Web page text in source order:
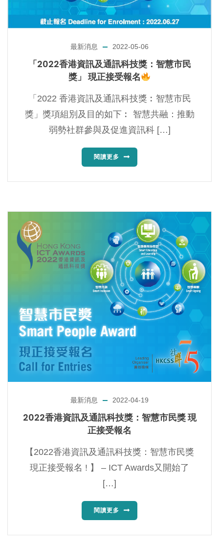
最新消息 2022-05-06
「2022香港資訊及通訊科技獎：智慧市民
獎」‍ 現正接受報名
️‍「2022 香港資訊及通訊科技獎︰智慧市民
獎」獎項組別及目的如下︰ 智慧共融：推動
弱勢社群參與及促進資訊科 […]
閱讀更多
最新消息 2022-04-19
2022香港資訊及通訊科技獎：智慧市民獎 現
正接受報名
【2022香港資訊及通訊科技獎：智慧市民獎
現正接受報名 ! 】 – ICT Awards又開始了
[…]
閱讀更多